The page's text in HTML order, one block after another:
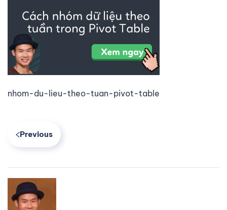
nhom-du-lieu-theo-tuan-pivot-table
Previous